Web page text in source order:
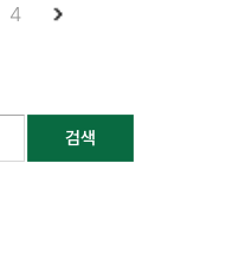
4
검색